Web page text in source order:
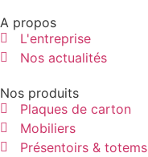
A propos
L'entreprise
Nos actualités
Nos produits
Plaques de carton
Mobiliers
Présentoirs & totems